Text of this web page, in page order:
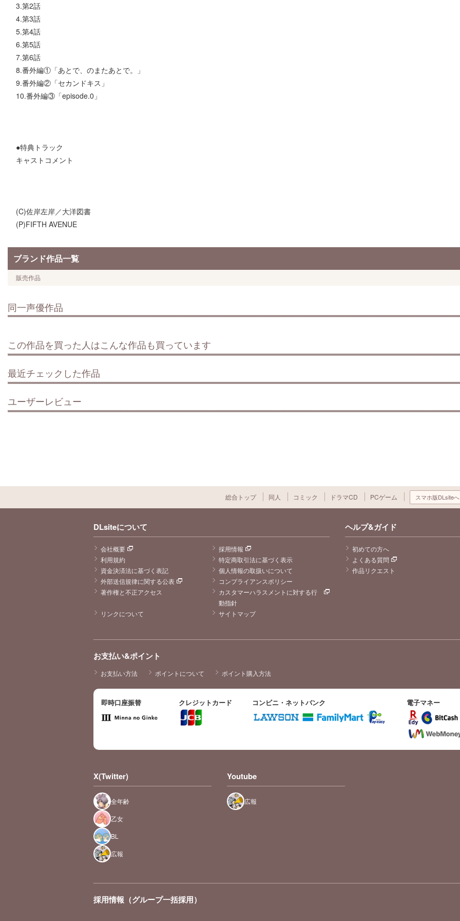
3.第2話
4.第3話
5.第4話
6.第5話
7.第6話
8.番外編①「あとで、のまたあとで。」
9.番外編②「セカンドキス」
10.番外編③「episode.0」
●特典トラック
キャストコメント
(C)佐岸左岸／大洋図書
(P)FIFTH AVENUE
ブランド作品一覧
販売作品
同一声優作品
この作品を買った人はこんな作品も買っています
最近チェックした作品
ユーザーレビュー
総合トップ 同人 コミック ドラマCD PCゲーム スマホ版DLsiteへ
DLsiteについて
会社概要
採用情報
利用規約
特定商取引法に基づく表示
資金決済法に基づく表記
個人情報の取扱いについて
外部送信規律に関する公表
コンプライアンスポリシー
著作権と不正アクセス
カスタマーハラスメントに対する行
動指針
リンクについて
サイトマップ
ヘルプ&ガイド
初めての方へ
よくある質問
作品リクエスト
お支払い&ポイント
お支払い方法 ポイントについて ポイント購入方法
即時口座振替 クレジットカード コンビニ・ネットバンク 電子マネー
X(Twitter)
全年齢
乙女
BL
広報
Youtube
広報
採用情報（グループ一括採用）